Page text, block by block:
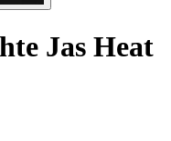
Jas Heat